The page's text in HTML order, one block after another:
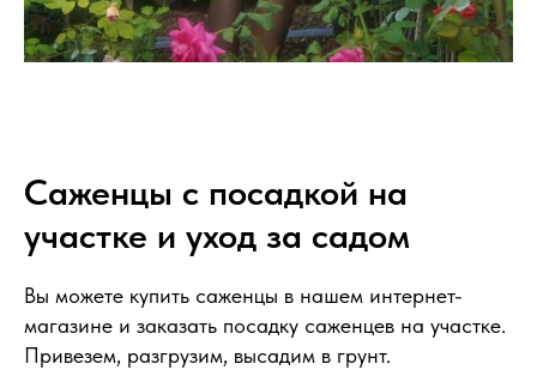
Саженцы с посадкой на
участке и уход за садом
Вы можете купить саженцы в нашем интернет-
магазине и заказать посадку саженцев на участке.
Привезем, разгрузим, высадим в грунт.